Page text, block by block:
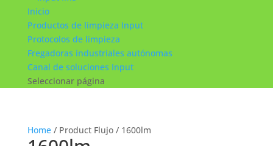
Inicio
Productos de limpieza Input
Protocolos de limpieza
Fregadoras industriales autónomas
Canal de soluciones Input
Seleccionar página
Home/ Product Flujo / 1600lm